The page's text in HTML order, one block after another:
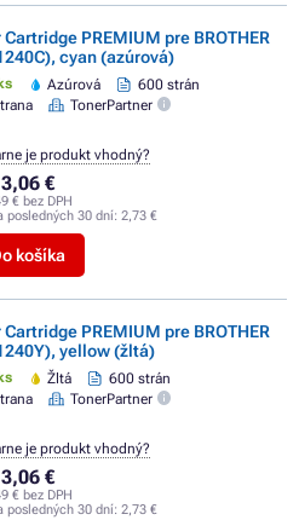
PREMIUM pre BROTHER
cyan (azúrová)
Azúrová
600 strán
TonerPartner
3,06 €
€ bez DPH
posledných 30 dní: 2,73 €
košíka
je produkt vhodný?
PREMIUM pre BROTHER
yellow (žltá)
Žltá
600 strán
TonerPartner
3,06 €
€ bez DPH
posledných 30 dní: 2,73 €
je produkt vhodný?